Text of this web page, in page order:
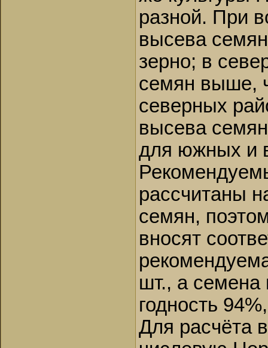
получается -
Вашингтон,
разной. При
высева
зерно; в
семян выше,
северных
высева
для южных и
рассчитаны
семян,
вносят
шт., а семена
годность
Для расчёта